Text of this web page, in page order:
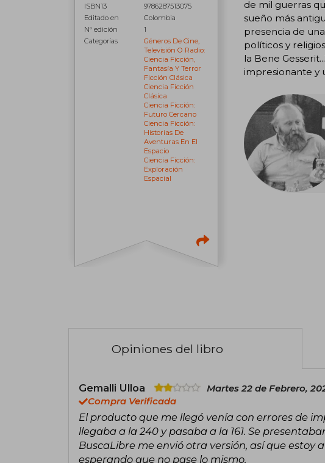
ISBN13
9786287513075
Editado en
Colombia
N° edición
1
Categorías
Géneros De Cine,
Televisión O Radio:
Ciencia Ficción,
Fantasía Y Terror
Ficción Clásica
Ciencia Ficción
Clásica
Ciencia Ficción:
Futuro Cercano
Ciencia Ficción:
Historias De
Aventuras En El
Espacio
Ciencia Ficción:
Exploración
Espacial
de mil guerras
sueño más
presencia de
políticos y
la Bene
impresionante y
Opiniones del libro
Gemalli Ulloa
Martes 22 de Febrero,
Compra Verificada
El producto que me llegó venía con errores de
llegaba a la 240 y pasaba a la 161. Se
BuscaLibre me envió otra versión, así que estoy
esperando que no pase lo mismo.